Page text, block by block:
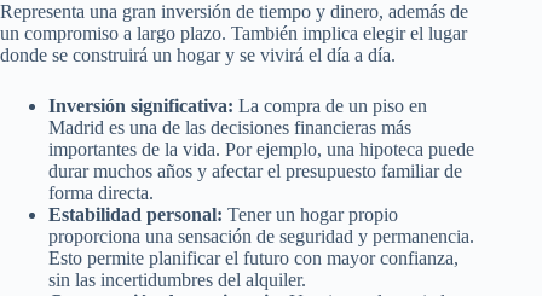
Representa una gran inversión de tiempo y dinero, además de
un compromiso a largo plazo. También implica elegir el lugar
donde se construirá un hogar y se vivirá el día a día.
Inversión significativa: La compra de un piso en
Madrid es una de las decisiones financieras más
importantes de la vida. Por ejemplo, una hipoteca puede
durar muchos años y afectar el presupuesto familiar de
forma directa.
Estabilidad personal: Tener un hogar propio
proporciona una sensación de seguridad y permanencia.
Esto permite planificar el futuro con mayor confianza,
sin las incertidumbres del alquiler.